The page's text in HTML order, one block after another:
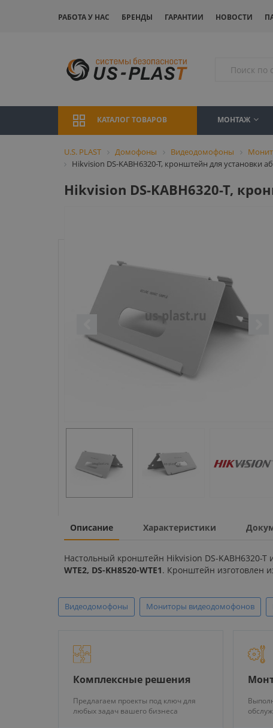
РАБОТА У НАС БРЕНДЫ ГАРАНТИИ НОВОСТИ
КАТАЛОГ ТОВАРОВ МОНТАЖ
U.S. PLAST Домофоны Видеодомофоны
Hikvision DS-KABH6320-T, кронштейн для
Hikvision DS-KABH6320-T,
Описание Характеристики
Настольный кронштейн Hikvision DS-KABH6320-T
WTE2, DS-KH8520-WTE1. Кронштейн изготовлен
Видеодомофоны Мониторы видеодомофонов
Комплексные решения
Предлагаем проекты под ключ для
любых задач вашего бизнеса